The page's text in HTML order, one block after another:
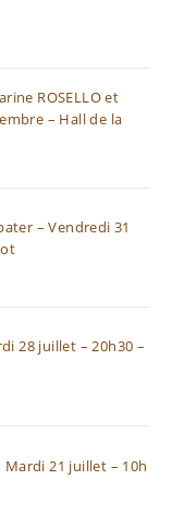
ROSELLO et
– Hall de la
– Vendredi 31
28 juillet – 20h30 –
Mardi 21 juillet – 10h